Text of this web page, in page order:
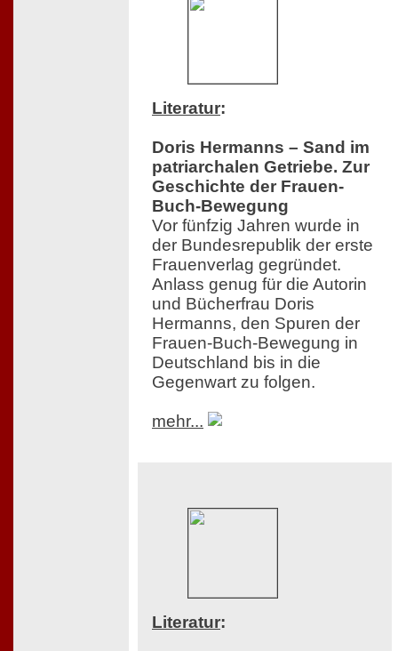
Literatur:
Doris Hermanns – Sand im
patriarchalen Getriebe. Zur
Geschichte der Frauen-
Buch-Bewegung
Vor fünfzig Jahren wurde in
der Bundesrepublik der erste
Frauenverlag gegründet.
Anlass genug für die Autorin
und Bücherfrau Doris
Hermanns, den Spuren der
Frauen-Buch-Bewegung in
Deutschland bis in die
Gegenwart zu folgen.
mehr...
Literatur: